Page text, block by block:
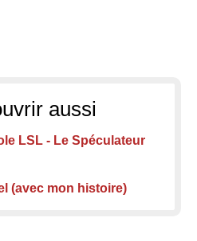
aussi
LSL - Le Spéculateur
(avec mon histoire)